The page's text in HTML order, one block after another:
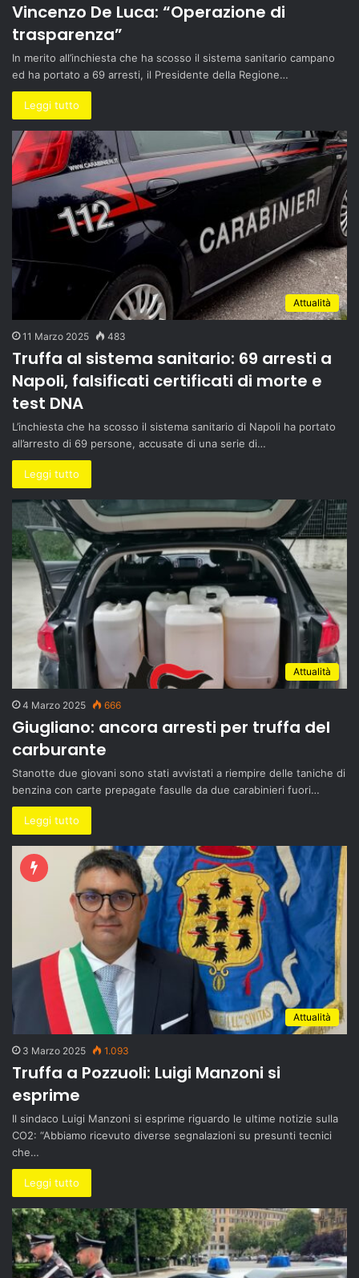
Vincenzo De Luca: “Operazione di
trasparenza”
In merito all’inchiesta che ha scosso il sistema sanitario campano
ed ha portato a 69 arresti, il Presidente della Regione…
Leggi tutto
Attualità
11 Marzo 2025 483
Truffa al sistema sanitario: 69 arresti a
Napoli, falsificati certificati di morte e
test DNA
L’inchiesta che ha scosso il sistema sanitario di Napoli ha portato
all’arresto di 69 persone, accusate di una serie di…
Leggi tutto
Attualità
4 Marzo 2025 666
Giugliano: ancora arresti per truffa del
carburante
Stanotte due giovani sono stati avvistati a riempire delle taniche di
benzina con carte prepagate fasulle da due carabinieri fuori…
Leggi tutto
Attualità
3 Marzo 2025 1.093
Truffa a Pozzuoli: Luigi Manzoni si
esprime
Il sindaco Luigi Manzoni si esprime riguardo le ultime notizie sulla
CO2: “Abbiamo ricevuto diverse segnalazioni su presunti tecnici
che…
Leggi tutto